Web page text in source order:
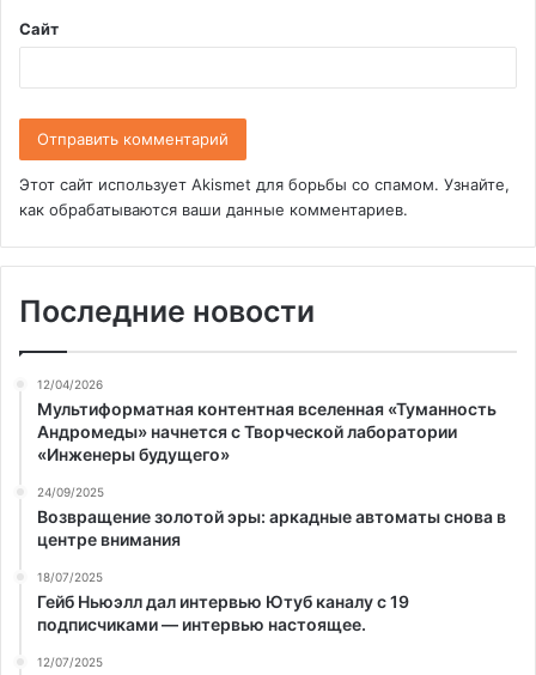
Сайт
Этот сайт использует Akismet для борьбы со спамом. Узнайте,
как обрабатываются ваши данные комментариев.
Последние новости
12/04/2026
Мультиформатная контентная вселенная «Туманность
Андромеды» начнется с Творческой лаборатории
«Инженеры будущего»
24/09/2025
Возвращение золотой эры: аркадные автоматы снова в
центре внимания
18/07/2025
Гейб Ньюэлл дал интервью Ютуб каналу с 19
подписчиками — интервью настоящее.
12/07/2025